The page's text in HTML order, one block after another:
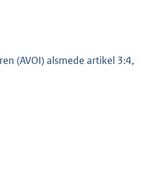
(AVOI) alsmede artikel 3:4,